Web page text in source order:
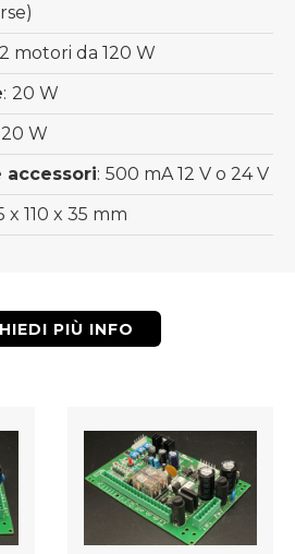
motori da 120 W
: 20 W
20 W
accessori: 500 mA 12 V o 24 V
x 110 x 35 mm
PIÙ INFO